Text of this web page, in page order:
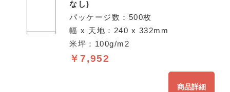
なし)
パッケージ数：500枚
幅 x 天地：240 x 332mm
米坪：100g/m2
￥7,952
商品詳細